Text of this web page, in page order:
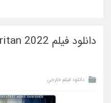
دانلود فیلم Samaritan 2022 درستکار
دانلود فیلم خارجی